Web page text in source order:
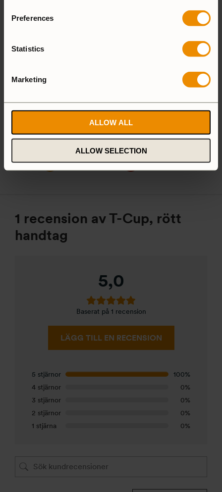
Preferences
Statistics
Marketing
ALLOW ALL
ALLOW SELECTION
25 Large 27 Small
Spirit Burner Gas Burner
1 recension avT-Cup, rött
handtag
5,0
Baserat på 1 recension
LÄGG TILL EN RECENSION
5 stjärnor
100%
4 stjärnor
0%
3 stjärnor
0%
2 stjärnor
0%
1 stjärna
0%